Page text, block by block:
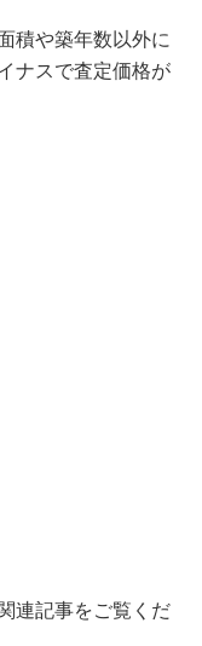
談
積や築年数以外に
ナスで査定価格が
連記事をご覧くだ